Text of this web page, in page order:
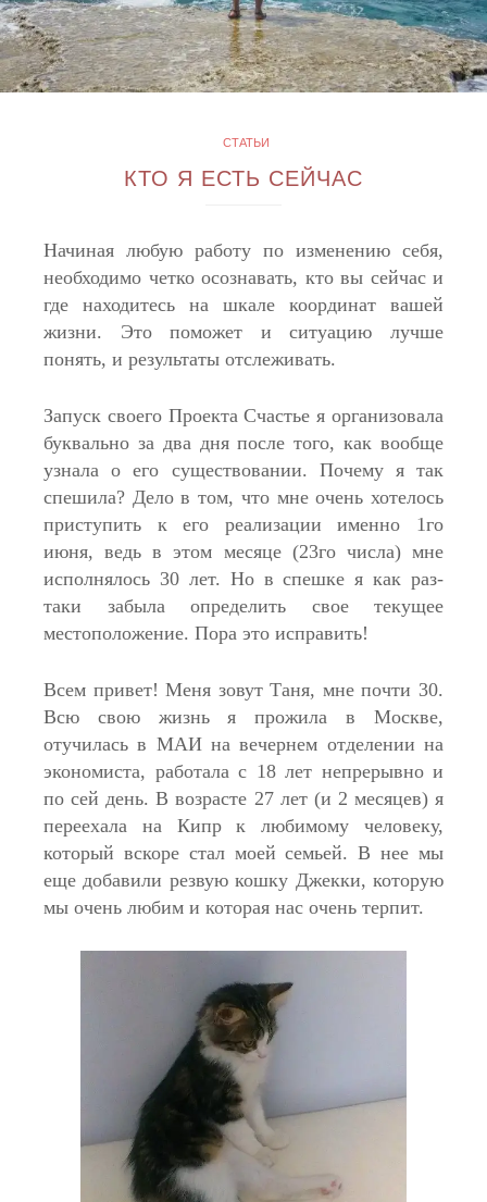
СТАТЬИ
КТО Я ЕСТЬ СЕЙЧАС
Начиная любую работу по изменению себя,
необходимо четко осознавать, кто вы сейчас и
где находитесь на шкале координат вашей
жизни. Это поможет и ситуацию лучше
понять, и результаты отслеживать.
Запуск своего Проекта Счастье я организовала
буквально за два дня после того, как вообще
узнала о его существовании. Почему я так
спешила? Дело в том, что мне очень хотелось
приступить к его реализации именно 1го
июня, ведь в этом месяце (23го числа) мне
исполнялось 30 лет. Но в спешке я как раз-
таки забыла определить свое текущее
местоположение. Пора это исправить!
Всем привет! Меня зовут Таня, мне почти 30.
Всю свою жизнь я прожила в Москве,
отучилась в МАИ на вечернем отделении на
экономиста, работала с 18 лет непрерывно и
по сей день. В возрасте 27 лет (и 2 месяцев) я
переехала на Кипр к любимому человеку,
который вскоре стал моей семьей. В нее мы
еще добавили резвую кошку Джекки, которую
мы очень любим и которая нас очень терпит.